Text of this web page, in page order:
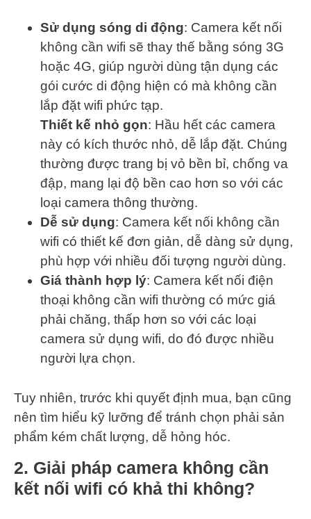
Sử dụng sóng di động: Camera kết nối
không cần wifi sẽ thay thế bằng sóng 3G
hoặc 4G, giúp người dùng tận dụng các
gói cước di động hiện có mà không cần
lắp đặt wifi phức tạp.
Thiết kế nhỏ gọn: Hầu hết các camera
này có kích thước nhỏ, dễ lắp đặt. Chúng
thường được trang bị vỏ bền bỉ, chống va
đập, mang lại độ bền cao hơn so với các
loại camera thông thường.
Dễ sử dụng: Camera kết nối không cần
wifi có thiết kế đơn giản, dễ dàng sử dụng,
phù hợp với nhiều đối tượng người dùng.
Giá thành hợp lý: Camera kết nối điện
thoại không cần wifi thường có mức giá
phải chăng, thấp hơn so với các loại
camera sử dụng wifi, do đó được nhiều
người lựa chọn.
Tuy nhiên, trước khi quyết định mua, bạn cũng
nên tìm hiểu kỹ lưỡng để tránh chọn phải sản
phẩm kém chất lượng, dễ hỏng hóc.
2. Giải pháp camera không cần
kết nối wifi có khả thi không?